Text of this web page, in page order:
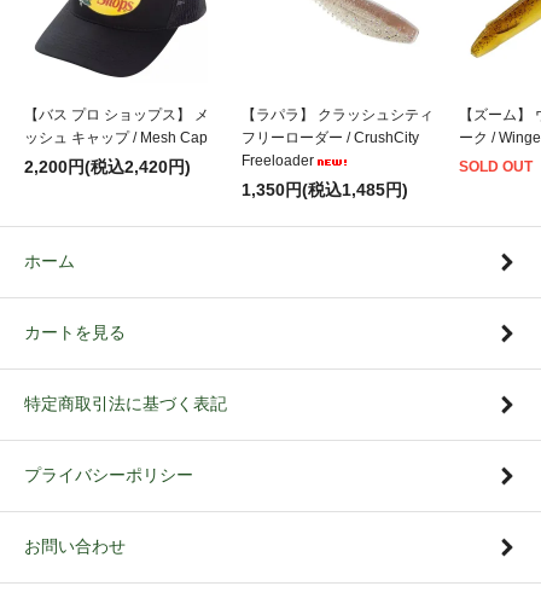
【バス プロ ショップス】 メ
ッシュ キャップ / Mesh Cap
2,200円(税込2,420円)
【ラパラ】 クラッシュシティ
フリーローダー / CrushCity
Freeloader
1,350円(税込1,485円)
【ズーム】
ーク /
SOLD OUT
ホーム
カートを見る
特定商取引法に基づく表記
プライバシーポリシー
お問い合わせ